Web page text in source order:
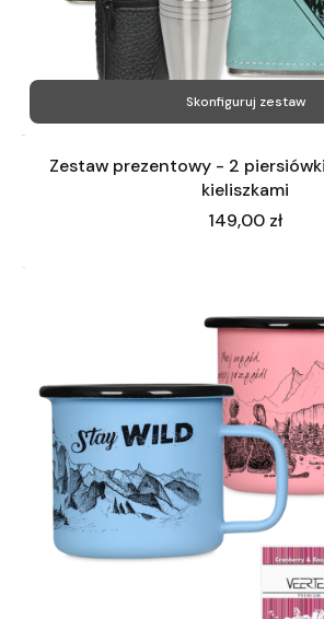
Skonfiguruj zestaw
Zestaw prezentowy - 2
kieliszkami
Cena
149,00 zł